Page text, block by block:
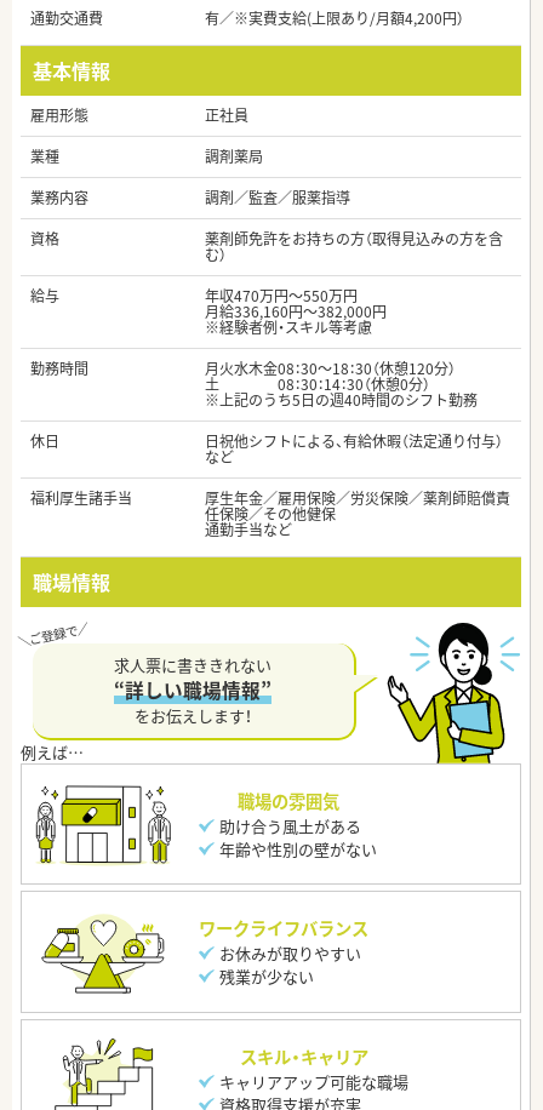
通勤交通費
有／※実費支給(上限あり/月額4,200円）
基本情報
雇用形態
正社員
業種
調剤薬局
業務内容
調剤／監査／服薬指導
資格
薬剤師免許をお持ちの方（取得見込みの方を含
む）
給与
年収470万円～550万円
月給336,160円～382,000円
※経験者例・スキル等考慮
勤務時間
月火水木金08：30～18：30（休憩120分）
土 08：30：14：30（休憩0分）
※上記のうち5日の週40時間のシフト勤務
休日
日祝他シフトによる、有給休暇（法定通り付与）
など
福利厚生諸手当
厚生年金／雇用保険／労災保険／薬剤師賠償責
任保険／その他健保
通勤手当など
職場情報
求人票に書ききれない
“詳しい職場情報”
をお伝えします！
職場の雰囲気
助け合う風土がある
年齢や性別の壁がない
ワークライフバランス
お休みが取りやすい
残業が少ない
スキル・キャリア
キャリアアップ可能な職場
資格取得支援が充実